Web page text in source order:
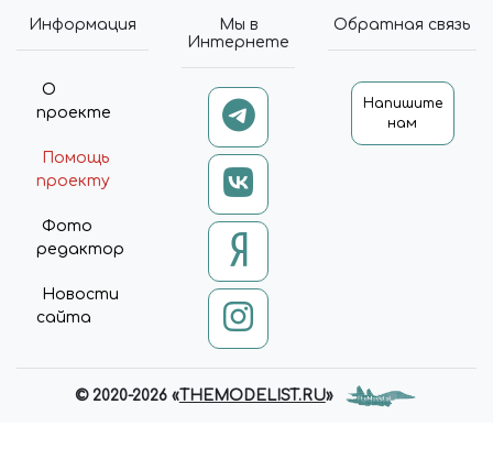
Информация
О
проекте
Помощь
проекту
Фото
редактор
Новости
сайта
Мы в
Интернете
Обратная связь
Напишите
нам
© 2020-2026 «THEMODELIST.RU»